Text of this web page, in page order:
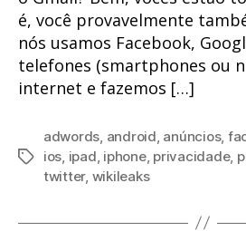
é, você provavelmente
nós usamos Facebook,
telefones (smartphones ou
internet e fazemos […]
Tags
adwords, android, anúncios,
ios, ipad, iphone, privacidade,
twitter, wikileaks